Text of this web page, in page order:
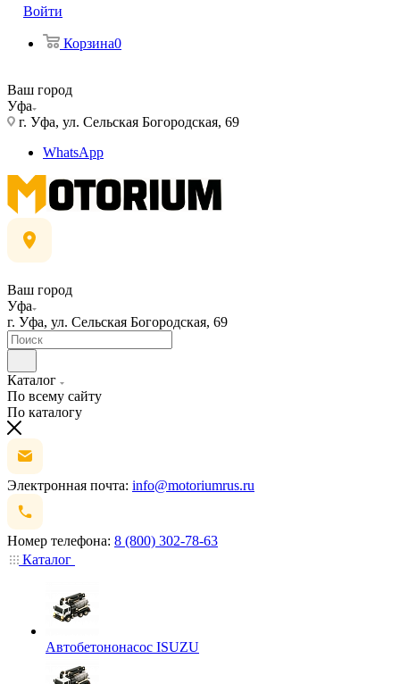
Войти
Корзина0
Ваш город
Уфа
г. Уфа, ул. Сельская Богородская, 69
WhatsApp
Ваш город
Уфа
г. Уфа, ул. Сельская Богородская, 69
Каталог
По всему сайту
По каталогу
Электронная почта: info@motoriumrus.ru
Номер телефона: 8 (800) 302-78-63
Каталог
Автобетононасос ISUZU